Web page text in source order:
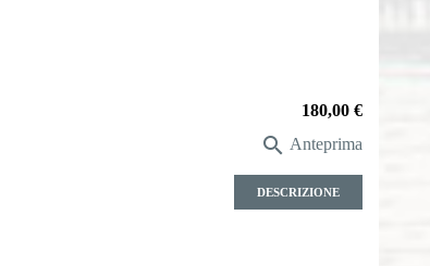
Prezzo
180,00 €
 Anteprima
DESCRIZIONE